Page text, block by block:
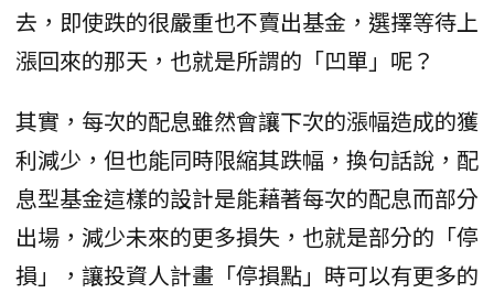
去，即使跌的很嚴重也不賣出基金，選擇等待上
漲回來的那天，也就是所謂的「凹單」呢？
其實，每次的配息雖然會讓下次的漲幅造成的獲
利減少，但也能同時限縮其跌幅，換句話說，配
息型基金這樣的設計是能藉著每次的配息而部分
出場，減少未來的更多損失，也就是部分的「停
損」，讓投資人計畫「停損點」時可以有更多的